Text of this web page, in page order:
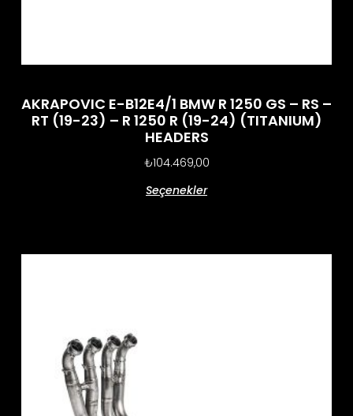
AKRAPOVIC E-B12E4/1 BMW R 1250 GS – RS –
RT (19-23) – R 1250 R (19-24) (TITANIUM)
HEADERS
₺104.469,00
Seçenekler